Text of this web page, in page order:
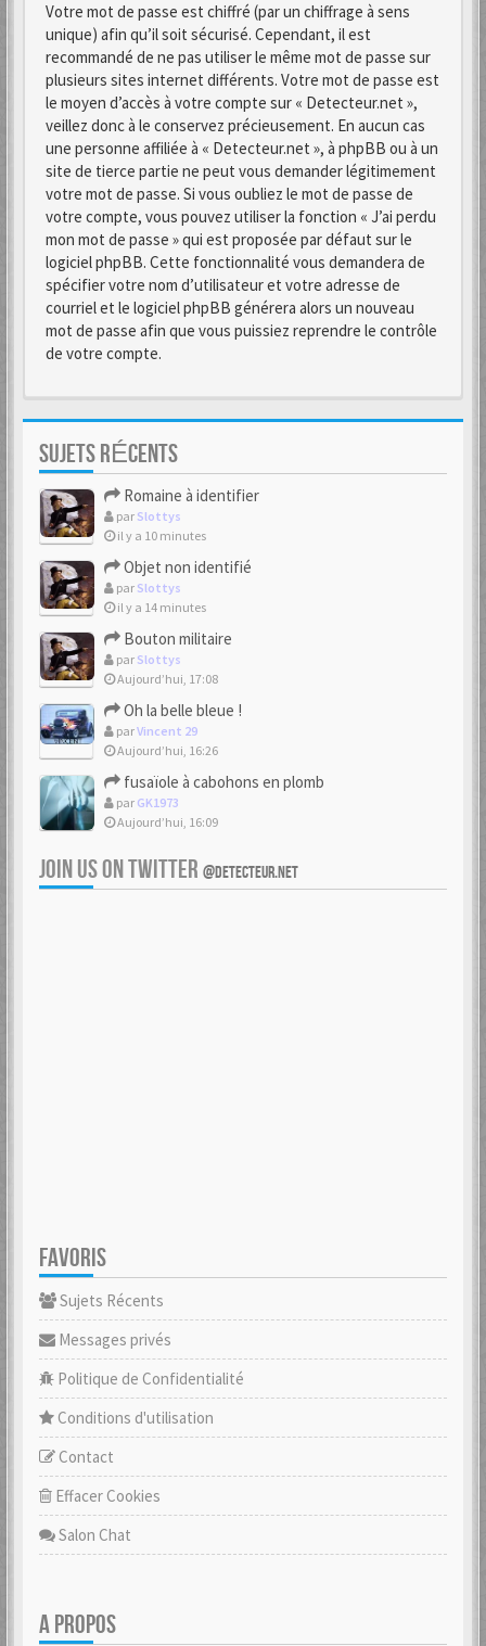
Votre mot de passe est chiffré (par un chiffrage à sens
unique) afin qu’il soit sécurisé. Cependant, il est
recommandé de ne pas utiliser le même mot de passe sur
plusieurs sites internet différents. Votre mot de passe est
le moyen d’accès à votre compte sur « Detecteur.net »,
veillez donc à le conservez précieusement. En aucun cas
une personne affiliée à « Detecteur.net », à phpBB ou à un
site de tierce partie ne peut vous demander légitimement
votre mot de passe. Si vous oubliez le mot de passe de
votre compte, vous pouvez utiliser la fonction « J’ai perdu
mon mot de passe » qui est proposée par défaut sur le
logiciel phpBB. Cette fonctionnalité vous demandera de
spécifier votre nom d’utilisateur et votre adresse de
courriel et le logiciel phpBB générera alors un nouveau
mot de passe afin que vous puissiez reprendre le contrôle
de votre compte.
SUJETS RÉCENTS
Romaine à identifier
par Slottys
il y a 10 minutes
Objet non identifié
par Slottys
il y a 14 minutes
Bouton militaire
par Slottys
Aujourd’hui, 17:08
Oh la belle bleue !
parVincent 29
Aujourd’hui, 16:26
fusaïole à cabohons en plomb
par GK1973
Aujourd’hui, 16:09
JOIN US ON TWITTER @DETECTEUR.NET
FAVORIS
Sujets Récents
Messages privés
Politique de Confidentialité
Conditions d'utilisation
Contact
Effacer Cookies
Salon Chat
A PROPOS